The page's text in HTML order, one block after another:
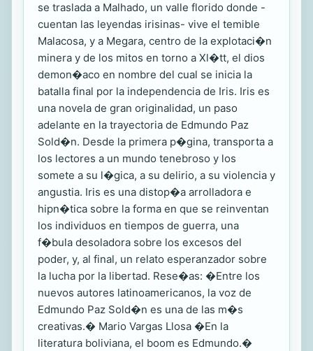
se traslada a Malhado, un valle florido donde -
cuentan las leyendas irisinas- vive el temible
Malacosa, y a Megara, centro de la explotaci�n
minera y de los mitos en torno a Xl�tt, el dios
demon�aco en nombre del cual se inicia la
batalla final por la independencia de Iris. Iris es
una novela de gran originalidad, un paso
adelante en la trayectoria de Edmundo Paz
Sold�n. Desde la primera p�gina, transporta a
los lectores a un mundo tenebroso y los
somete a su l�gica, a su delirio, a su violencia y
angustia. Iris es una distop�a arrolladora e
hipn�tica sobre la forma en que se reinventan
los individuos en tiempos de guerra, una
f�bula desoladora sobre los excesos del
poder, y, al final, un relato esperanzador sobre
la lucha por la libertad. Rese�as: �Entre los
nuevos autores latinoamericanos, la voz de
Edmundo Paz Sold�n es una de las m�s
creativas.� Mario Vargas Llosa �En la
literatura boliviana, el boom es Edmundo.�